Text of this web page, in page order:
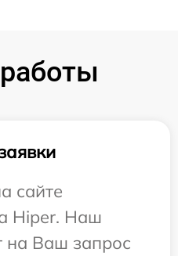
сайте
Hiper. Наш
на Ваш запрос